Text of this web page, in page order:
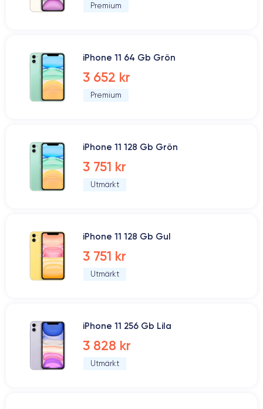
Premium
iPhone 11 64 Gb Grön
3 652 kr
Premium
iPhone 11 128 Gb Grön
3 751 kr
Utmärkt
iPhone 11 128 Gb Gul
3 751 kr
Utmärkt
iPhone 11 256 Gb Lila
3 828 kr
Utmärkt